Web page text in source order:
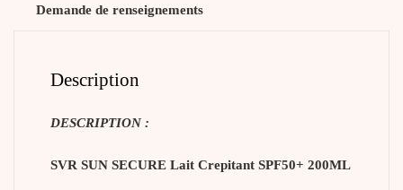
Demande de renseignements
Description
DESCRIPTION :
SVR SUN SECURE Lait Crepitant SPF50+ 200ML